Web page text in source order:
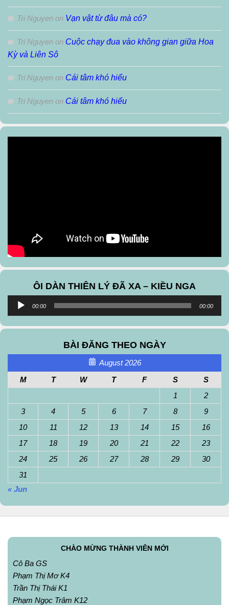
Tri Nguyen on Vạn vật từ đâu mà có?
Tri Nguyen on Cuộc chạy đua vào không gian giữa Hoa
Kỳ và Liên Sô
Tri Nguyen on Cái tâm khó hiểu
Tri Nguyen on Cái tâm khó hiểu
ÔI DÀN THIÊN LÝ ĐÃ XA – KIỀU NGA
Audio
00:00 00:00
BÀI ĐĂNG THEO NGÀY
August 2026
M
T W T F S
S
1
2
3
4 5 6 7 8
9
10
11 12 13 14 15
16
17
18 19 20 21 22
23
24
25 26 27 28 29
30
31
« Jun
CHÀO MỪNG THÀNH VIÊN MỚI
Cô Ba GS
Phạm Thị Mơ K4
Trần Thị Thái K1
Phạm Ngọc Trâm K12